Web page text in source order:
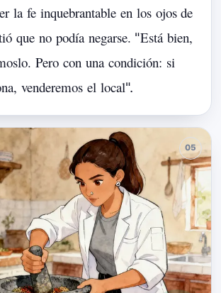
la fe inquebrantable en los ojos de
que no podía negarse. "Está bien,
Pero con una condición: si
venderemos el local".